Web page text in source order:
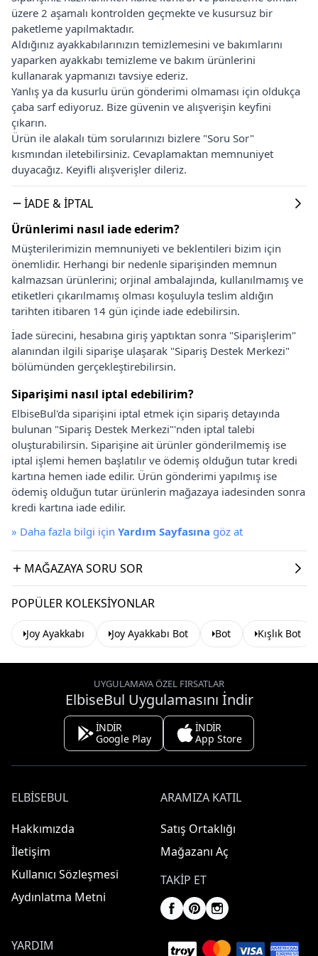
üzere 2 aşamalı kontrolden geçmekte ve kusursuz bir
paketleme yapılmaktadır.
Aldığınız ayakkabılarınızın temizlemesini ve bakımlarını
yaparken ayakkabı temizleme ve bakım ürünlerini
kullanarak yapmanızı tavsiye ederiz.
Yanlış ya da kusurlu ürün gönderimi olmaması için oldukça
çaba sarf ediyoruz. Bize güvenin ve alışverişin keyfini
çıkarın.
Ürün ile alakalı tüm sorularınızı bizlere "Soru Sor"
kısmından iletebilirsiniz. Cevaplamaktan memnuniyet
duyacağız. Keyifli alışverişler dileriz.
İADE & İPTAL
Ürünlerimi nasıl iade ederim?
Müşterilerimizin memnuniyeti ve beklentileri bizim için
önemlidir. Herhangi bir nedenle siparişinden memnun
kalmazsan ürünlerini; orjinal ambalajında, kullanılmamış ve
etiketleri çıkarılmamış olması koşuluyla teslim aldığın
tarihten itibaren 14 gün içinde iade edebilirsin.
İade sürecini, hesabına giriş yaptıktan sonra "Siparişlerim"
alanından ilgili siparişe ulaşarak "Sipariş Destek Merkezi"
bölümünden gerçekleştirebilirsin.
Siparişimi nasıl iptal edebilirim?
ElbiseBul'da siparişini iptal etmek için sipariş detayında
bulunan "Sipariş Destek Merkezi"'nden iptal talebi
oluşturabilirsin. Siparişine ait ürünler gönderilmemiş ise
iptal işlemi hemen başlatılır ve ödemiş olduğun tutar kredi
kartına hemen iade edilir. Ürün gönderimi yapılmış ise
ödemiş olduğun tutar ürünlerin mağazaya iadesinden sonra
kredi kartına iade edilir.
» Daha fazla bilgi için Yardım Sayfasına göz at
MAĞAZAYA SORU SOR
POPÜLER KOLEKSIYONLAR
Joy Ayakkabı Joy Ayakkabı Bot Bot Kışlık Bot
UYGULAMAYA ÖZEL FIRSATLAR
ElbiseBul Uygulamasını İndir
İNDİR
Google Play
İNDİR
App Store
ELBISEBUL
Hakkımızda
İletişim
Kullanıcı Sözleşmesi
Aydınlatma Metni
ARAMIZA KATIL
Satış Ortaklığı
Mağazanı Aç
TAKIP ET
YARDIM